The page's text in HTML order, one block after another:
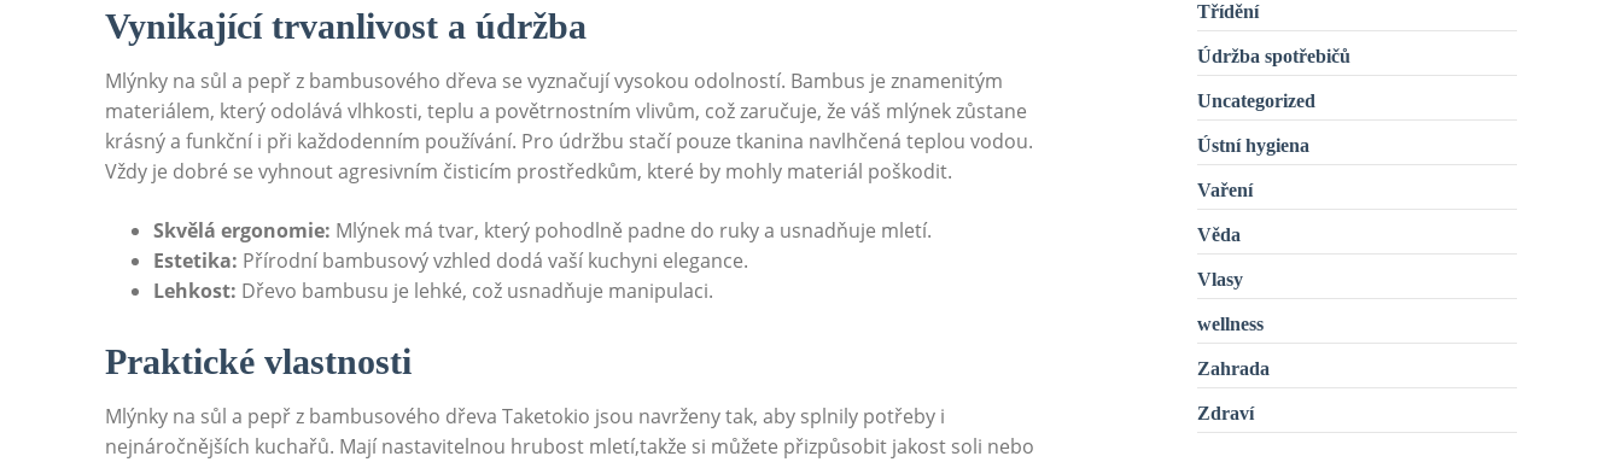
Vynikající trvanlivost ‌a údržba
Mlýnky na​ sůl a pepř z ‌bambusového dřeva se vyznačují⁣ vysokou odolností. Bambus⁤ je znamenitým
materiálem, ⁤který ⁤odolává vlhkosti,‌ teplu a⁣ povětrnostním vlivům, což zaručuje, že váš mlýnek zůstane
krásný‍ a funkční ​i při​ každodenním používání. ‍Pro údržbu stačí ​pouze tkanina navlhčená teplou vodou.
⁤Vždy je dobré se vyhnout agresivním čisticím prostředkům, které‍ by mohly ⁢materiál poškodit.
Skvělá ergonomie: Mlýnek ‍má ⁤tvar, který pohodlně padne ⁢do ruky a ​usnadňuje mletí.
Estetika: Přírodní⁣ bambusový vzhled dodá vaší‍ kuchyni elegance.
Lehkost: ​Dřevo⁢ bambusu je lehké, ​což usnadňuje manipulaci.
Praktické vlastnosti
Mlýnky na sůl a pepř z bambusového⁢ dřeva‌ Taketokio jsou navrženy tak, aby splnily potřeby ⁢i⁤
nejnáročnějších kuchařů. Mají nastavitelnou hrubost mletí,takže si můžete⁣ přizpůsobit ⁣jakost soli ⁣nebo
Třídění
Údržba spotřebičů
Uncategorized
Ústní hygiena
Vaření
Věda
Vlasy
wellness
Zahrada
Zdraví